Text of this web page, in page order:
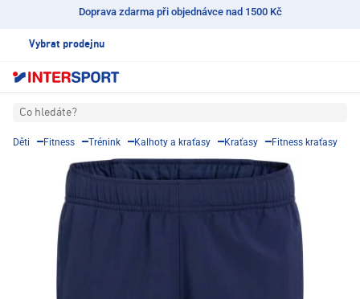
Doprava zdarma při objednávce nad 1500 Kč
Vybrat prodejnu
Co hledáte?
Děti Fitness Trénink Kalhoty a kraťasy Kraťasy Fitness kraťasy